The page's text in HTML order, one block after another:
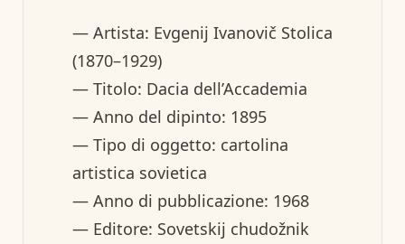
— Artista: Evgenij Ivanovič Stolica
(1870–1929)
— Titolo: Dacia dell’Accademia
— Anno del dipinto: 1895
— Tipo di oggetto: cartolina
artistica sovietica
— Anno di pubblicazione: 1968
— Editore: Sovetskij chudožnik